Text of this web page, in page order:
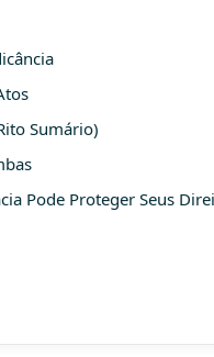
Sumário)
Pode Proteger Seus